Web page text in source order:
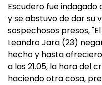
Escudero fue
y se abstuvo de dar su
sospechosos presos,
Leandro Jara (23)
hecho y hasta
a las 21.05, la hora del
haciendo otra cosa,